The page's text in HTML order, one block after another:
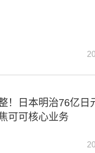
！日本明治76亿日
可可核心业务